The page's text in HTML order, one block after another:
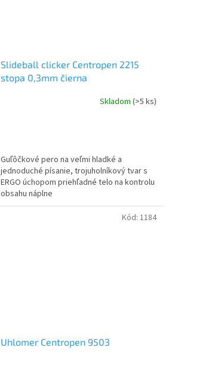
Slideball clicker Centropen 2215
stopa 0,3mm čierna
Skladom (>5 ks)
Guľôčkové pero na veľmi hladké a
jednoduché písanie, trojuholníkový tvar s
ERGO úchopom priehľadné telo na kontrolu
obsahu náplne
Uhlomer Centropen 9503
Kód: 1184